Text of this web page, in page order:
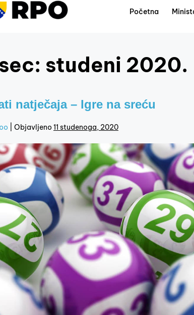
Početna
studeni 2020.
natječaja – Igre na sreću
Objavljeno 11 studenoga, 2020